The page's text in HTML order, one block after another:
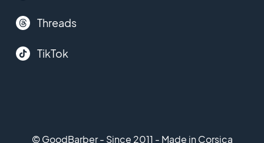
Threads
TikTok
© GoodBarber - Since 2011 - Made in Corsica